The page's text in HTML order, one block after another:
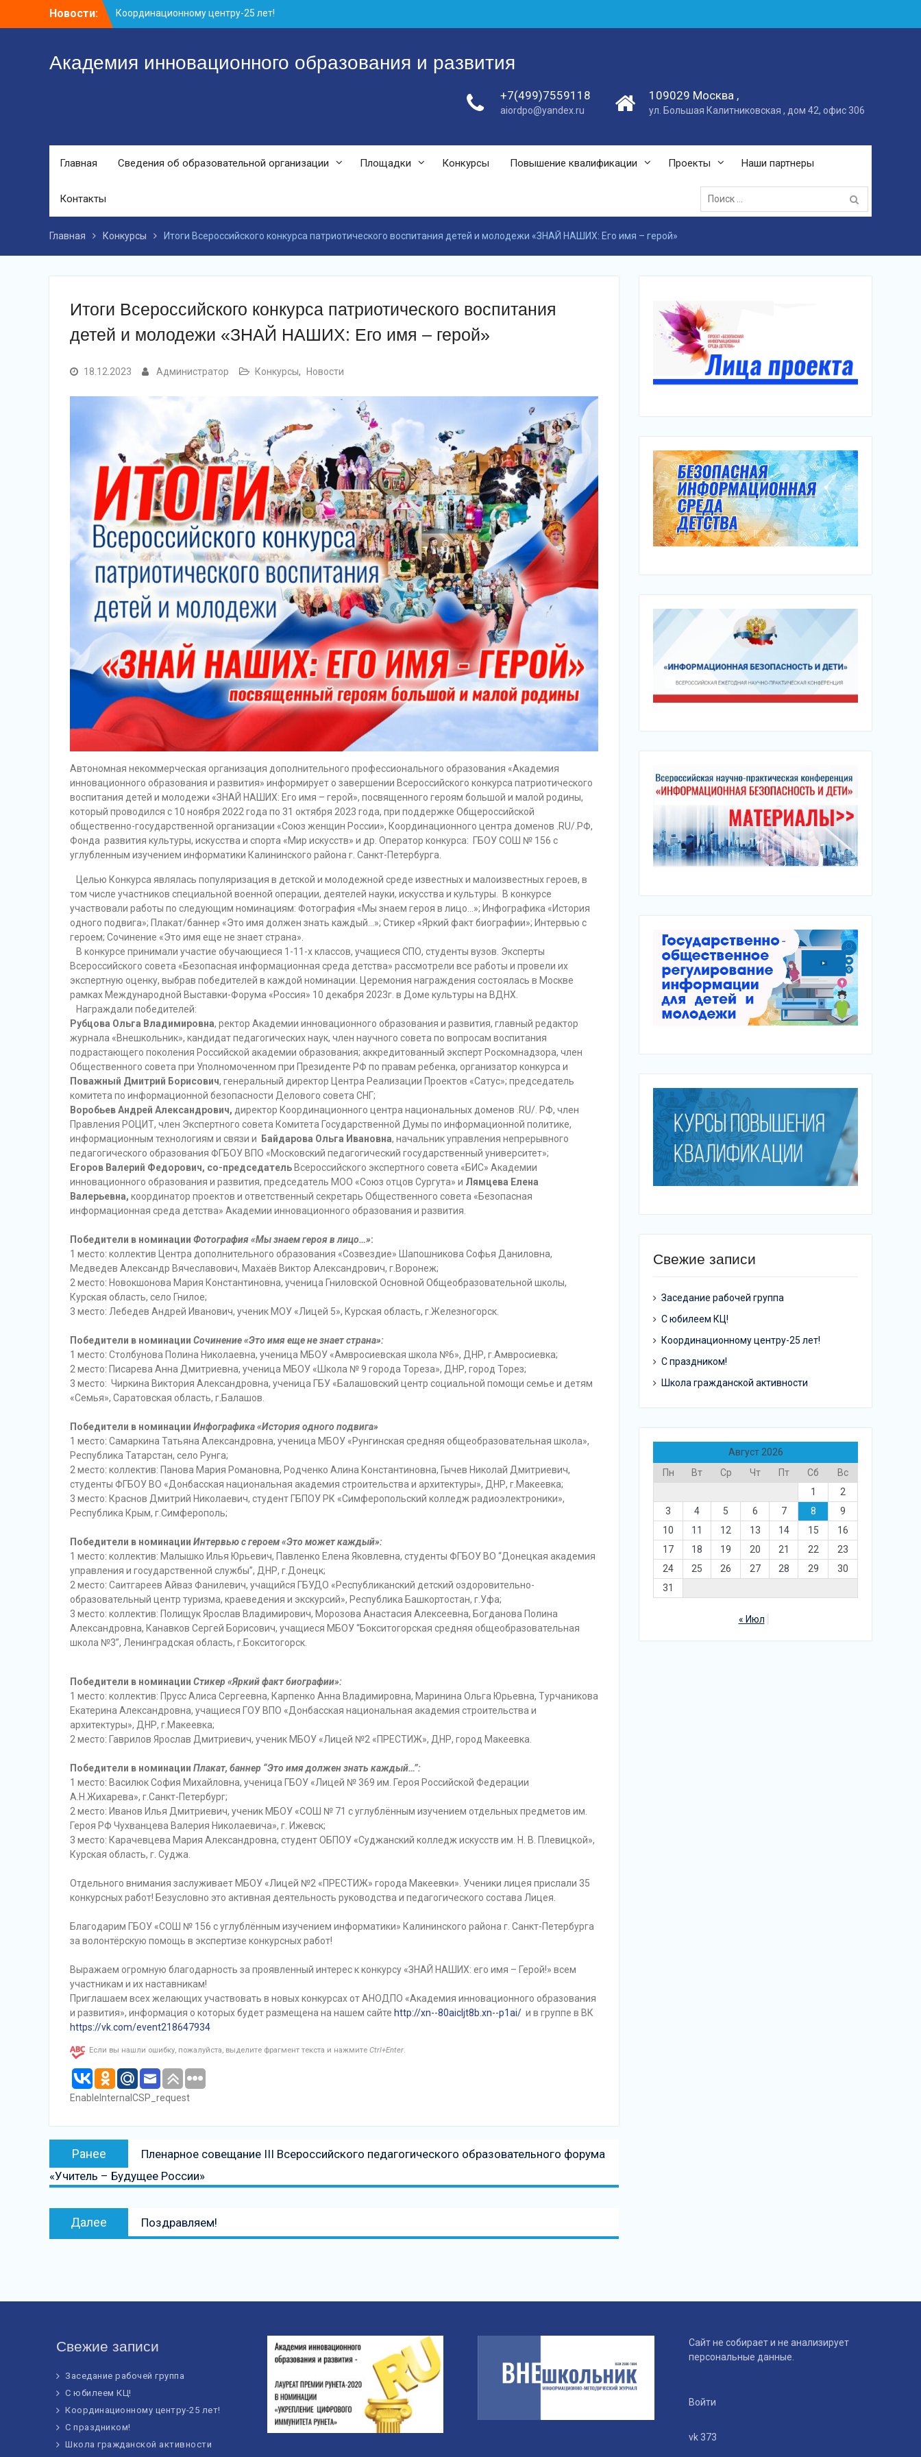
Новости:
Заседание рабочей группа
С юбилеем КЦ!
Академия инновационного образования и развития
+7(499)7559118
aiordpo@yandex.ru
109029 Москва ,
ул. Большая Калитниковская , дом 42, офис 306
Главная Сведения об образовательной организации Площадки Конкурсы Повышение квалификации Проекты Наши партнеры
Контакты
Поиск:
Главная Конкурсы Итоги Всероссийского конкурса патриотического воспитания детей и молодежи «ЗНАЙ НАШИХ: Его имя – герой»
Итоги Всероссийского конкурса патриотического воспитания
детей и молодежи «ЗНАЙ НАШИХ: Его имя – герой»
18.12.2023 Администратор Конкурсы, Новости
Автономная некоммерческая организация дополнительного профессионального образования «Академия
инновационного образования и развития» информирует о завершении Всероссийского конкурса патриотического
воспитания детей и молодежи «ЗНАЙ НАШИХ: Его имя – герой», посвященного героям большой и малой родины,
который проводился с 10 ноября 2022 года по 31 октября 2023 года, при поддержке Общероссийской
общественно-государственной организации «Союз женщин России», Координационного центра доменов .RU/.РФ,
Фонда развития культуры, искусства и спорта «Мир искусств» и др. Оператор конкурса: ГБОУ СОШ № 156 с
углубленным изучением информатики Калининского района г. Санкт-Петербурга.
Целью Конкурса являлась популяризация в детской и молодежной среде известных и малоизвестных героев, в
том числе участников специальной военной операции, деятелей науки, искусства и культуры. В конкурсе
участвовали работы по следующим номинациям: Фотография «Мы знаем героя в лицо…»; Инфографика «История
одного подвига»; Плакат/баннер «Это имя должен знать каждый…»; Стикер «Яркий факт биографии»; Интервью с
героем; Сочинение «Это имя еще не знает страна».
В конкурсе принимали участие обучающиеся 1-11-х классов, учащиеся СПО, студенты вузов. Эксперты
Всероссийского совета «Безопасная информационная среда детства» рассмотрели все работы и провели их
экспертную оценку, выбрав победителей в каждой номинации. Церемония награждения состоялась в Москве
рамках Международной Выставки-Форума «Россия» 10 декабря 2023г. в Доме культуры на ВДНХ.
Награждали победителей:
Рубцова Ольга Владимировна, ректор Академии инновационного образования и развития, главный редактор
журнала «Внешкольник», кандидат педагогических наук, член научного совета по вопросам воспитания
подрастающего поколения Российской академии образования; аккредитованный эксперт Роскомнадзора, член
Общественного совета при Уполномоченном при Президенте РФ по правам ребенка, организатор конкурса и
Поважный Дмитрий Борисович, генеральный директор Центра Реализации Проектов «Сатус»; председатель
комитета по информационной безопасности Делового совета СНГ;
Воробьев Андрей Александрович, директор Координационного центра национальных доменов .RU/. РФ, член
Правления РОЦИТ, член Экспертного совета Комитета Государственной Думы по информационной политике,
информационным технологиям и связи и
Байдарова Ольга Ивановна, начальник управления непрерывного
педагогического образования ФГБОУ ВПО «Московский педагогический государственный университет»;
Егоров Валерий Федорович, со-председатель Всероссийского экспертного совета «БИС» Академии
инновационного образования и развития, председатель МОО «Союз отцов Сургута» и Лямцева Елена
Валерьевна, координатор проектов и ответственный секретарь Общественного совета «Безопасная
информационная среда детства» Академии инновационного образования и развития.
Победители в номинации Фотография «Мы знаем героя в лицо…»:
1 место: коллектив Центра дополнительного образования «Созвездие» Шапошникова Софья Даниловна,
Медведев Александр Вячеславович, Махаёв Виктор Александрович, г.Воронеж;
2 место: Новокшонова Мария Константиновна, ученица Гниловской Основной Общеобразовательной школы,
Курская область, село Гнилое;
3 место: Лебедев Андрей Иванович, ученик МОУ «Лицей 5», Курская область, г.Железногорск.
Победители в номинации Сочинение «Это имя еще не знает страна»:
1 место: Столбунова Полина Николаевна, ученица МБОУ «Амвросиевская школа №6», ДНР, г.Амвросиевка;
2 место: Писарева Анна Дмитриевна, ученица МБОУ «Школа № 9 города Тореза», ДНР, город Торез;
3 место: Чиркина Виктория Александровна, ученица ГБУ «Балашовский центр социальной помощи семье и детям
«Семья», Саратовская область, г.Балашов.
Победители в номинации Инфографика «История одного подвига»
1 место: Самаркина Татьяна Александровна, ученица МБОУ «Рунгинская средняя общеобразовательная школа»,
Республика Татарстан, село Рунга;
2 место: коллектив: Панова Мария Романовна, Родченко Алина Константиновна, Гычев Николай Дмитриевич,
студенты ФГБОУ ВО «Донбасская национальная академия строительства и архитектуры», ДНР, г.Макеевка;
3 место: Краснов Дмитрий Николаевич, студент ГБПОУ РК «Симферопольский колледж радиоэлектроники»,
Республика Крым, г.Симферополь;
Победители в номинации Интервью с героем «Это может каждый»:
1 место: коллектив: Малышко Илья Юрьевич, Павленко Елена Яковлевна, студенты ФГБОУ ВО “Донецкая академия
управления и государственной службы”, ДНР, г.Донецк;
2 место: Саитгареев Айваз Фанилевич, учащийся ГБУДО «Республиканский детский оздоровительно-
образовательный центр туризма, краеведения и экскурсий», Республика Башкортостан, г.Уфа;
3 место: коллектив: Полищук Ярослав Владимирович, Морозова Анастасия Алексеевна, Богданова Полина
Александровна, Канавков Сергей Борисович, учащиеся МБОУ “Бокситогорская средняя общеобразовательная
школа №3”, Ленинградская область, г.Бокситогорск.
Победители в номинации Стикер «Яркий факт биографии»:
1 место: коллектив: Прусс Алиса Сергеевна, Карпенко Анна Владимировна, Маринина Ольга Юрьевна, Турчаникова
Екатерина Александровна, учащиеся ГОУ ВПО «Донбасская национальная академия строительства и
архитектуры», ДНР, г.Макеевка;
2 место: Гаврилов Ярослав Дмитриевич, ученик МБОУ «Лицей №2 «ПРЕСТИЖ», ДНР, город Макеевка.
Победители в номинации Плакат, баннер “Это имя должен знать каждый…”:
1 место: Василюк София Михайловна, ученица ГБОУ «Лицей № 369 им. Героя Российской Федерации
А.Н.Жихарева», г.Санкт-Петербург;
2 место: Иванов Илья Дмитриевич, ученик МБОУ «СОШ № 71 с углублённым изучением отдельных предметов им.
Героя РФ Чухванцева Валерия Николаевича», г. Ижевск;
3 место: Карачевцева Мария Александровна, студент ОБПОУ «Суджанский колледж искусств им. Н. В. Плевицкой»,
Курская область, г. Суджа.
Отдельного внимания заслуживает МБОУ «Лицей №2 «ПРЕСТИЖ» города Макеевки». Ученики лицея прислали 35
конкурсных работ! Безусловно это активная деятельность руководства и педагогического состава Лицея.
Благодарим ГБОУ «СОШ № 156 с углублённым изучением информатики» Калининского района г. Санкт-Петербурга
за волонтёрскую помощь в экспертизе конкурсных работ!
Выражаем огромную благодарность за проявленный интерес к конкурсу «ЗНАЙ НАШИХ: его имя – Герой!» всем
участникам и их наставникам!
Приглашаем всех желающих участвовать в новых конкурсах от АНОДПО «Академия инновационного образования
и развития», информация о которых будет размещена на нашем сайте http://xn--80aicljt8b.xn--p1ai/ и в группе в ВК
https://vk.com/event218647934
Если вы нашли ошибку, пожалуйста, выделите фрагмент текста и нажмите Ctrl+Enter.
EnableInternalCSP_request
Навигация
записям
Ранее
запись:
Пленарное совещание III Всероссийского педагогического образовательного форума
«Учитель – Будущее России»
Далее
запись
Поздравляем!
Свежие записи
Заседание рабочей группа
С юбилеем КЦ!
Координационному центру-25 лет!
С праздником!
Школа гражданской активности
Август 2026
Пн
Вт Ср Чт Пт Сб
Вс
1
2
3
4 5 6 7 8
9
10
11 12 13 14 15
16
17
18 19 20 21 22
23
24
25 26 27 28 29
30
31
« Июл
Свежие записи
Заседание рабочей группа
С юбилеем КЦ!
Координационному центру-25 лет!
С праздником!
Школа гражданской активности
Сайт не собирает и не анализирует
персональные данные.
Войти
vk 373